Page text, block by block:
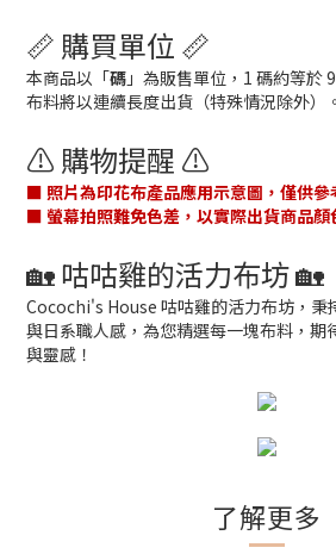
📏 購買單位 📏
本商品以「碼 」為販售單位，1 碼約等於
布料將以連續長度出貨（特殊情況除外）。
⚠️ 購物提醒 ⚠️
■ 照片為印花布產品應用示意圖，僅供參
■ 螢幕拍照難免色差，以實際出貨商品顏
🏡 咕咕雞的活力布坊 🏡
Cocochi's House 咕咕雞的活力布坊，秉
與日系職人感，為您精選每一塊布料，期
與靈感！
了解更多